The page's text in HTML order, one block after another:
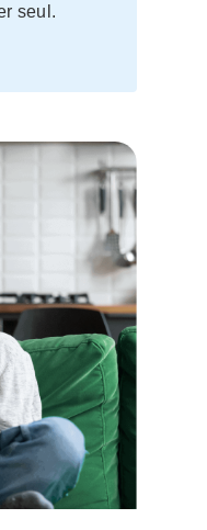
seul.